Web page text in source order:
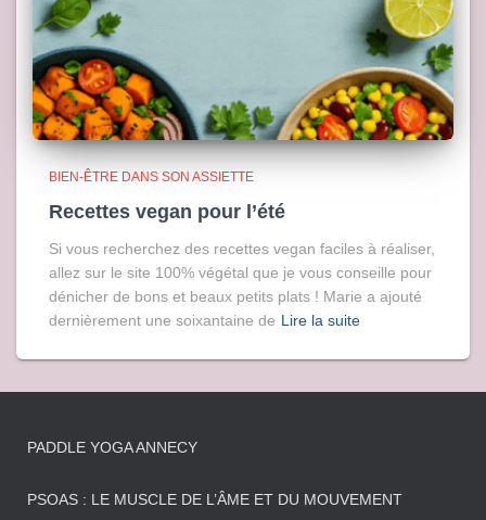
BIEN-ÊTRE DANS SON ASSIETTE
Recettes vegan pour l’été
Si vous recherchez des recettes vegan faciles à réaliser,
allez sur le site 100% végétal que je vous conseille pour
dénicher de bons et beaux petits plats ! Marie a ajouté
dernièrement une soixantaine de Lire la suite
PADDLE YOGA ANNECY
PSOAS : LE MUSCLE DE L’ÂME ET DU MOUVEMENT